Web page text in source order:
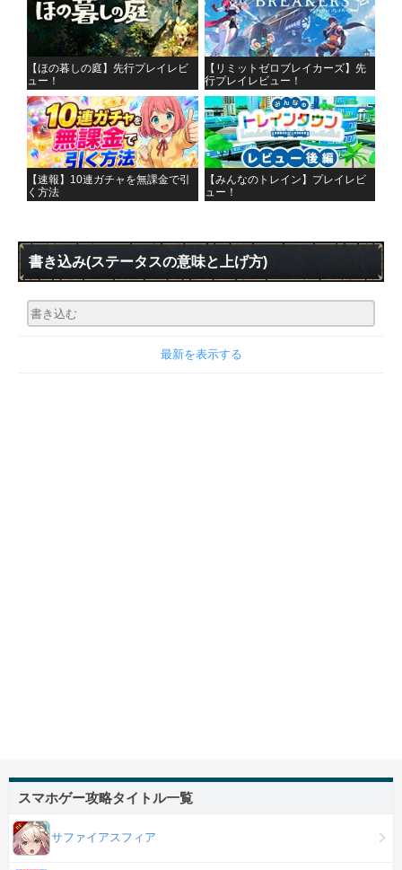
【ほの暮しの庭】先行プレイレビ
ュー！
【リミットゼロブレイカーズ】先
行プレイレビュー！
【速報】10連ガチャを無課金で引
く方法
【みんなのトレイン】プレイレビ
ュー！
書き込み(ステータスの意味と上げ方)
最新を表示する
スマホゲー攻略タイトル一覧
サファイアスフィア